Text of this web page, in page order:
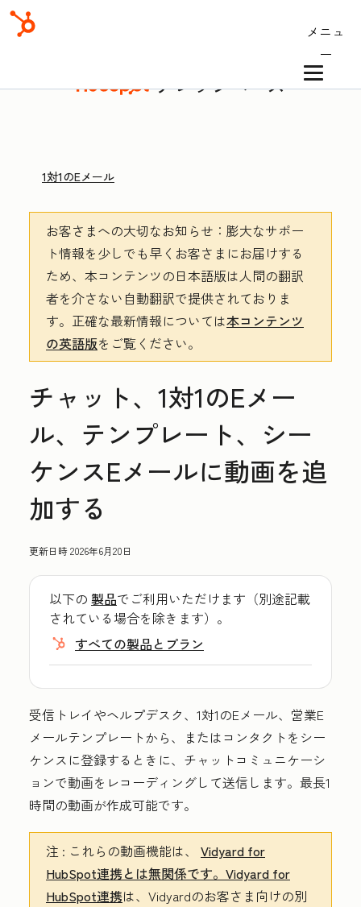
メニュ
ー
ナレッジベース
1対1のEメール
お客さまへの大切なお知らせ ：膨大なサポー
ト情報を少しでも早くお客さまにお届けする
ため、本コンテンツの日本語版は人間の翻訳
者を介さない自動翻訳で提供されておりま
す。 正確な最新情報については本コンテンツ
の英語版をご覧ください。
チャット、1対1のEメー
ル、テンプレート、シー
ケンスEメールに動画を追
加する
更新日時2026年6月20日
以下の 製品でご利用いただけます（別途記載
されている場合を除きます）。
すべての製品とプラン
受信トレイやヘルプデスク、1対1のEメール、営業E
メールテンプレートから、またはコンタクトをシー
ケンスに登録するときに、チャットコミュニケーシ
ョンで動画をレコーディングして送信します。最長1
時間の動画が作成可能です。
注 : これらの動画機能は、 Vidyard for
HubSpot連携とは無関係です。Vidyard for
HubSpot連携は、Vidyardのお客さま向けの別